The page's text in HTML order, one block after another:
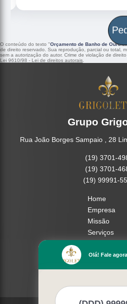
O conteúdo do texto "Orçamento de Banho de Ouro
de direito reservado. Sua reprodução, parcial ou total,
sem a autorização do autor. Crime de violação de
Lei 9610/98 - Lei de direitos autorais
Grupo
Rua João Borges Sampaio , 28
(19) 3701-
(19) 3701-
(19) 99991-
Home
Empresa
Missão
Serviços
Mapa do site
Olá! Fale